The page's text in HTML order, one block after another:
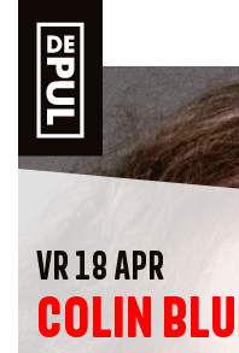
VR 18 APR
COLIN